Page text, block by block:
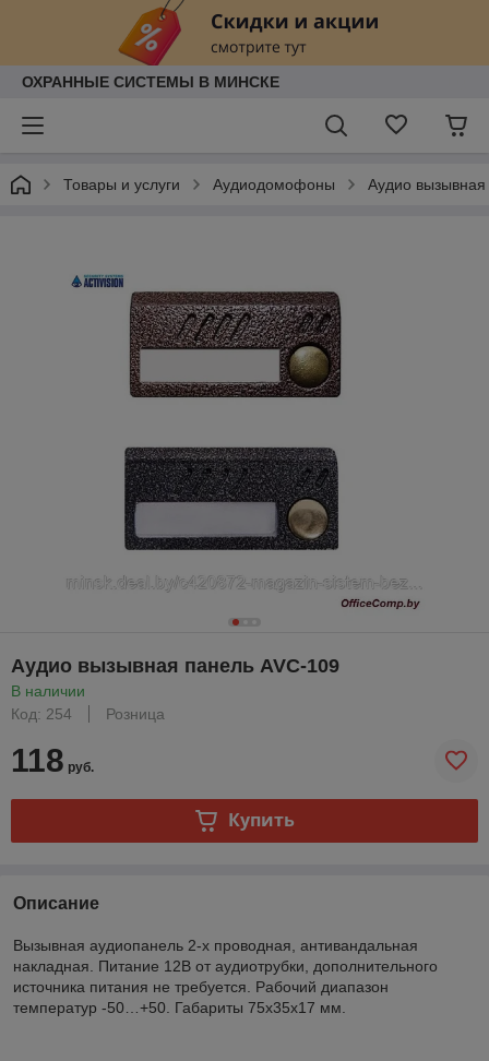
ОХРАННЫЕ СИСТЕМЫ В МИНСКЕ
Товары и услуги Аудиодомофоны Аудио
Аудио вызывная панель AVC-109
В наличии
Код: 254
Розница
118 руб.
Купить
Описание
Вызывная аудиопанель 2-х проводная, антивандальная
накладная. Питание 12В от аудиотрубки, дополнительного
источника питания не требуется. Рабочий диапазон
температур -50…+50. Габариты 75x35x17 мм.